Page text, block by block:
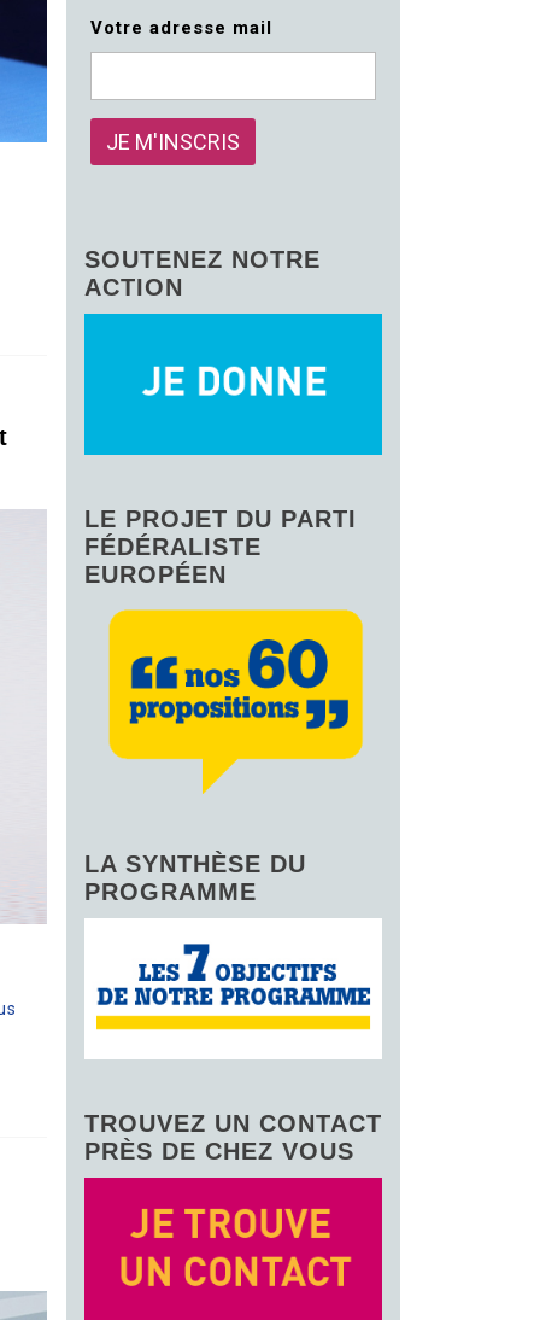
Votre adresse mail
SOUTENEZ NOTRE
ACTION
LE PROJET DU PARTI
FÉDÉRALISTE
EUROPÉEN
LA SYNTHÈSE DU
PROGRAMME
TROUVEZ UN CONTACT
PRÈS DE CHEZ VOUS